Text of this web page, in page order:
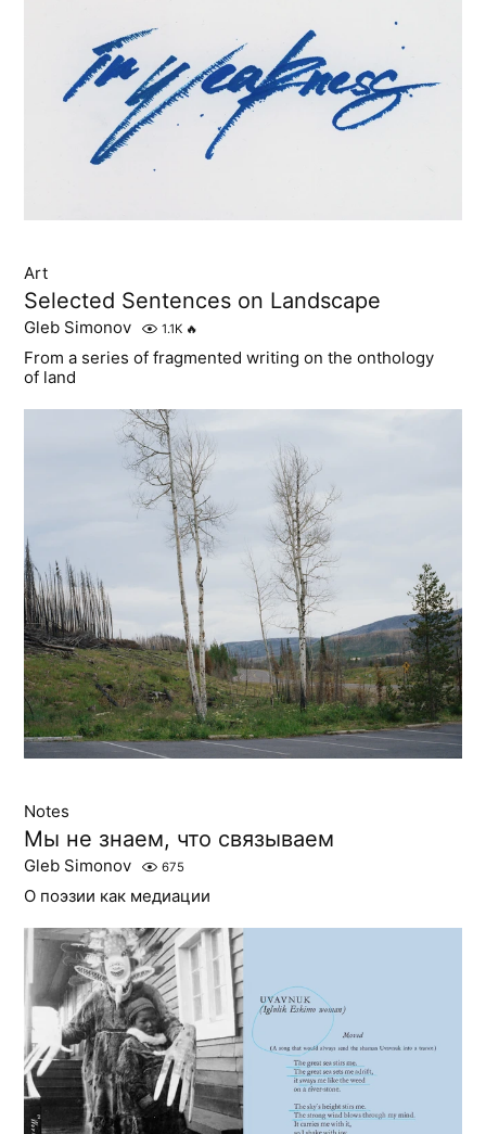
Art
Selected Sentences on Landscape
Gleb Simonov 1.1K 🔥
From a series of fragmented writing on the onthology
of land
Notes
Мы не знаем, что связываем
Gleb Simonov 675
О поэзии как медиации